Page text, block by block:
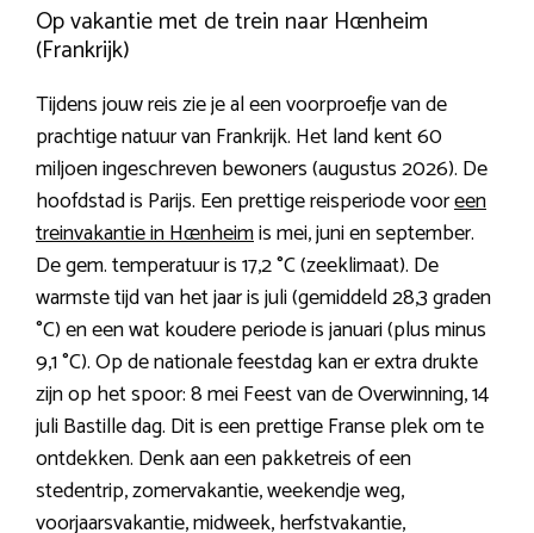
Op vakantie met de trein naar Hœnheim
(Frankrijk)
Tijdens jouw reis zie je al een voorproefje van de
prachtige natuur van Frankrijk. Het land kent 60
miljoen ingeschreven bewoners (augustus 2026). De
hoofdstad is Parijs. Een prettige reisperiode vooreen
treinvakantie in Hœnheimis mei, juni en september.
De gem. temperatuur is 17,2 °C (zeeklimaat). De
warmste tijd van het jaar is juli (gemiddeld 28,3 graden
°C) en een wat koudere periode is januari (plus minus
9,1 °C). Op de nationale feestdag kan er extra drukte
zijn op het spoor: 8 mei Feest van de Overwinning, 14
juli Bastille dag. Dit is een prettige Franse plek om te
ontdekken. Denk aan een pakketreis of een
stedentrip, zomervakantie, weekendje weg,
voorjaarsvakantie, midweek, herfstvakantie,